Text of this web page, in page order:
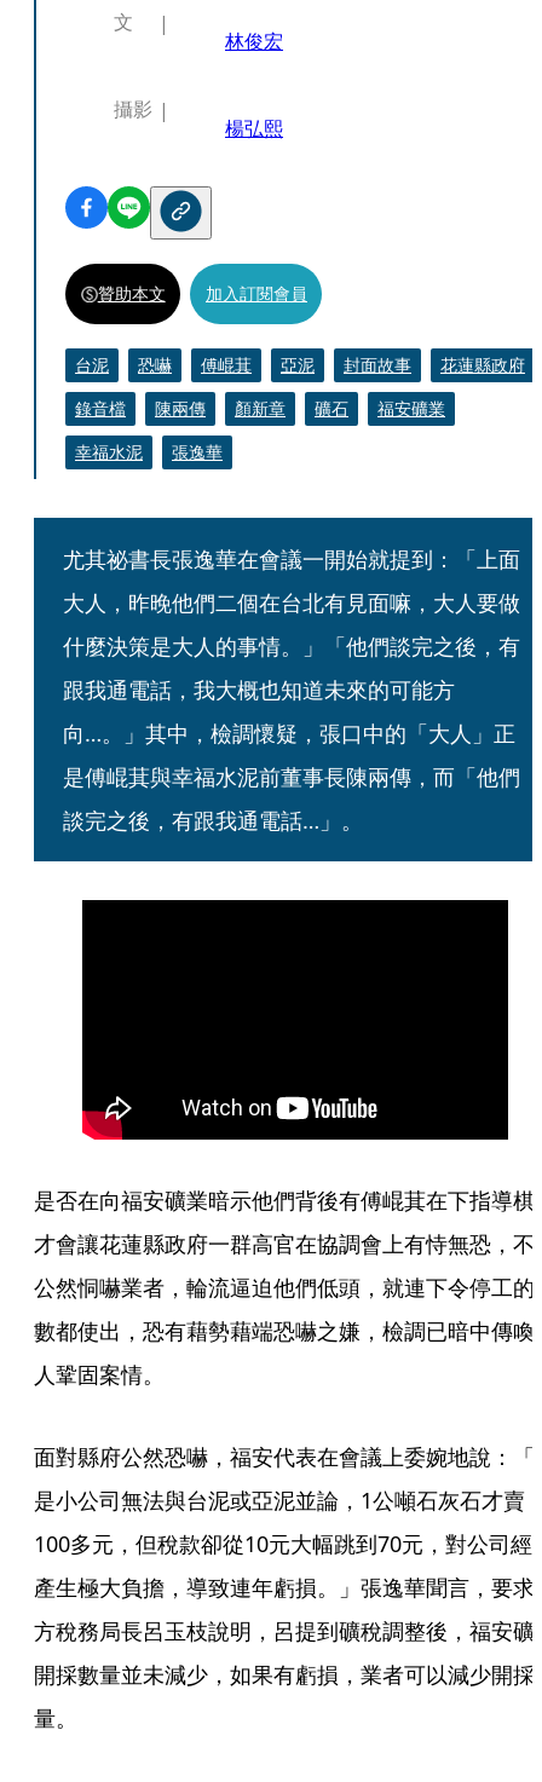
文
林俊宏
攝影
楊弘熙
贊助本文 加入訂閱會員
台泥 恐嚇 傅崐萁 亞泥 封面故事
花蓮縣政府
錄音檔
陳兩傳 顏新章 礦石
福安礦業
幸福水泥
張逸華
尤其祕書長張逸華在會議一開始就提到：「上面
大人，昨晚他們二個在台北有見面嘛，大人要做
什麼決策是大人的事情。」「他們談完之後，有
跟我通電話，我大概也知道未來的可能方
向…。」其中，檢調懷疑，張口中的「大人」正
是傅崐萁與幸福水泥前董事長陳兩傳，而「他們
談完之後，有跟我通電話…」。
是否在向福安礦業暗示他們背後有傅崐萁在下指導棋
才會讓花蓮縣政府一群高官在協調會上有恃無恐，不
公然恫嚇業者，輪流逼迫他們低頭，就連下令停工的
數都使出，恐有藉勢藉端恐嚇之嫌，檢調已暗中傳喚
人鞏固案情。
面對縣府公然恐嚇，福安代表在會議上委婉地說：「
是小公司無法與台泥或亞泥並論，1公噸石灰石才賣
100多元，但稅款卻從10元大幅跳到70元，對公司經
產生極大負擔，導致連年虧損。」張逸華聞言，要求
方稅務局長呂玉枝說明，呂提到礦稅調整後，福安礦
開採數量並未減少，如果有虧損，業者可以減少開採
量。